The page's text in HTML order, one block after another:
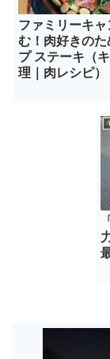
ファミリーキャ
む！肉好きの
プ ステーキ（
理｜肉レシピ）